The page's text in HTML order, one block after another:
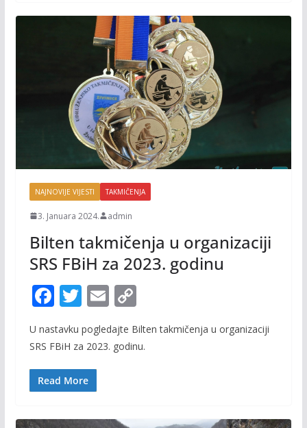
NAJNOVIJE VIJESTI TAKMIČENJA
3. Januara 2024. admin
Bilten takmičenja u organizaciji
SRS FBiH za 2023. godinu
F
ac
e
o
T
w
itt
E
m
ai
l
C
p
U nastavku pogledajte Bilten takmičenja u organizaciji
SRS FBiH za 2023. godinu.
Read More